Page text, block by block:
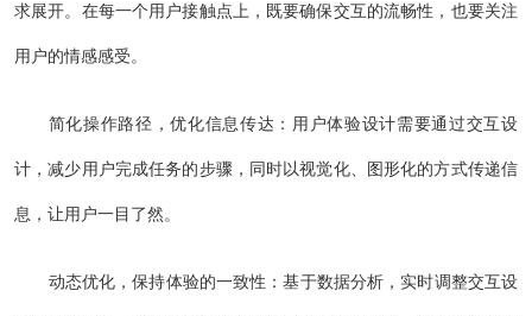
求展开。在每一个用户接触点上，既要确保交互的流畅性，也要关注
用户的情感感受。
简化操作路径，优化信息传达：用户体验设计需要通过交互设
计，减少用户完成任务的步骤，同时以视觉化、图形化的方式传递信
息，让用户一目了然。
动态优化，保持体验的一致性：基于数据分析，实时调整交互设